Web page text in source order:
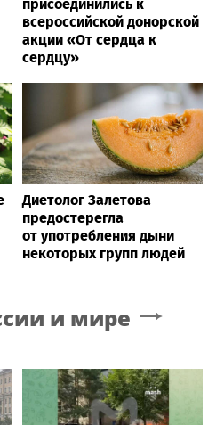
присоединились к
всероссийской донорской
акции «От сердца к
сердцу»
Диетолог Залетова
предостерегла
от употребления дыни
некоторых групп людей
и мире